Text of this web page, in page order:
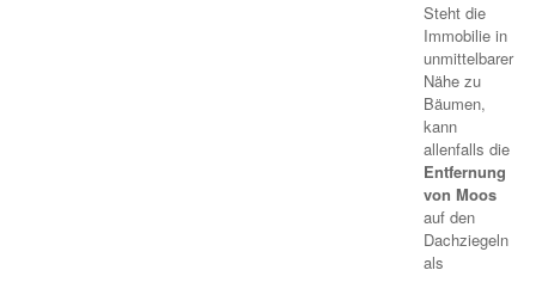
Steht die
Immobilie in
unmittelbarer
Nähe zu
Bäumen,
kann
allenfalls die
Entfernung
von Moos
auf den
Dachziegeln
als